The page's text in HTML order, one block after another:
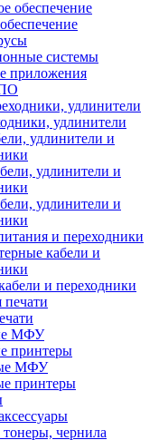
системы
приложения
удлинители
удлинители и
удлинители и
удлинители и
и переходники
кабели и
и переходники
МФУ
принтеры
МФУ
принтеры